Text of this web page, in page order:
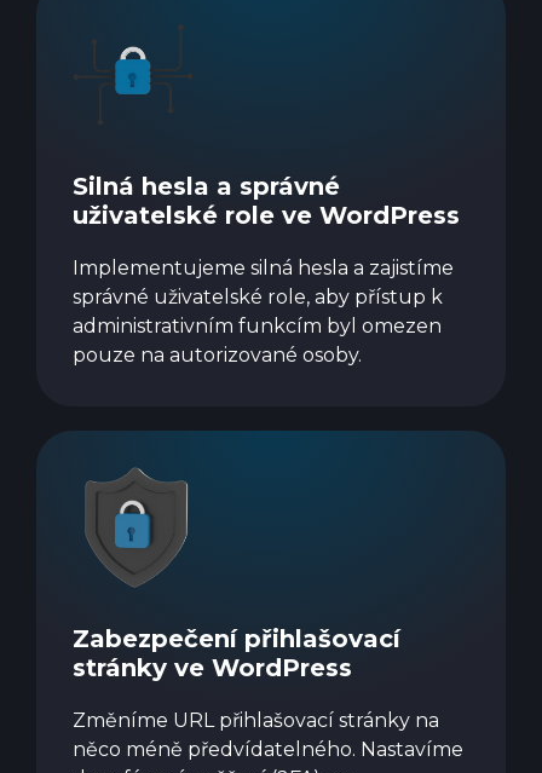
Silná hesla a správné
uživatelské role ve WordPress
Implementujeme silná hesla a zajistíme
správné uživatelské role, aby přístup k
administrativním funkcím byl omezen
pouze na autorizované osoby.
Zabezpečení přihlašovací
stránky ve WordPress
Změníme URL přihlašovací stránky na
něco méně předvídatelného. Nastavíme